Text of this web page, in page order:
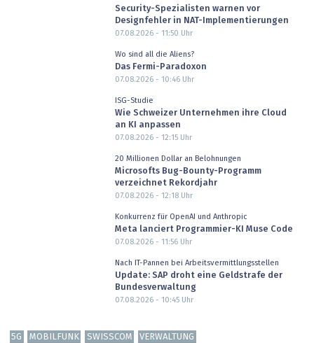
Security-Spezialisten warnen vor
Designfehler in NAT-Implementierungen
07.08.2026 - 11:50 Uhr
Wo sind all die Aliens?
Das Fermi-Paradoxon
07.08.2026 - 10:46Uhr
ISG-Studie
Wie Schweizer Unternehmen ihre Cloud
an KI anpassen
07.08.2026 - 12:15Uhr
20 Millionen Dollar an Belohnungen
Microsofts Bug-Bounty-Programm
verzeichnet Rekordjahr
07.08.2026 - 12:18Uhr
Konkurrenz für OpenAI und Anthropic
Meta lanciert Programmier-KI Muse Code
07.08.2026 - 11:56Uhr
Nach IT-Pannen bei Arbeitsvermittlungsstellen
Update: SAP droht eine Geldstrafe der
Bundesverwaltung
07.08.2026 - 10:45Uhr
5G MOBILFUNK SWISSCOM
VERWALTUNG